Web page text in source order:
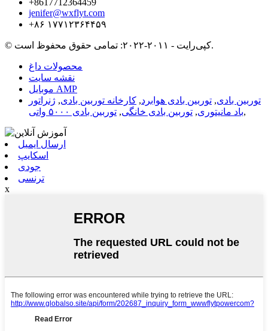
‎+8617712364459‎
jenifer@wxflyt.com
‎+۸۶ ۱۷۷۱۲۳۶۴۴۵۹‎
© کپی‌رایت - ۲۰۱۱-۲۰۲۲: تمامی حقوق محفوظ است.
محصولات داغ
نقشه سایت
موبایل AMP
توربین بادی, توربین بادی هوابرد, کارخانه توربین بادی, ژنراتور
باد مانیتوری, توربین بادی خانگی, توربین بادی ۵۰۰۰ واتی ,
ارسال ایمیل
اسکایپ
جودی
ترنسی
x